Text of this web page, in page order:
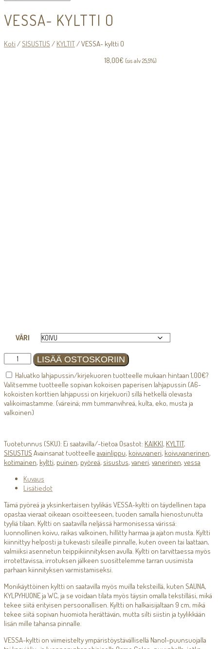
VESSA- KYLTTI O
Koti / SISUSTUS / KYLTIT/ VESSA- kyltti O
18,00€ (sis alv 25,5%)
VÄRI
VESSA-
kyltti
O
määrä
LISÄÄ OSTOSKORIIN
Haluatko lahjapussin/kirjekuoren tuotteelle mukaan hintaan1,00€?
Valitsemme tuotteelle sopivan kokoisen paperisen lahjapussin (A6-
kokoisten korttien lahjapussi on kirjekuori) sillä hetkellä olevasta
valikoimastamme. (väreinä; mm tummanvihreä, kulta, eko, musta ja
valkoinen)
Tuotetunnus (SKU): Ei saatavilla/-tietoa Osastot: KAIKKI, KYLTIT,
SISUSTUS Avainsanat tuotteelle avainlippu, koivuvaneri, koivuvanerinen,
kotimainen, kyltti, puinen, pyöreä, sisustus, vaneri, vanerinen, vessa
Kuvaus
Lisätiedot
Tämä pyöreä ja yksinkertaisen tyylikäs VESSA-kyltti on täydellinen tapa
opastaa vieraat oikeaan osoitteeseen, tuoden samalla hienostunutta
tyyliä tilaan. Kyltti on saatavilla neljässä harmonisessa värissä:
luonnollinen koivu, raikas valkoinen, hillitty harmaa ja ajaton musta. Kyltti
kiinnittyy helposti ja tukevasti sileälle pinnalle, kuten oveen tai laattaan,
valmiiksi asennetun teippikiinnityksen avulla. Kyltti on tarvittaessa myös
irrotettavissa, irrotuksen jälkeen suosittelemme tarran uusimista
parhaan kiinnityksen varmistamiseksi.
Monikäyttöinen kyltti on saatavilla myös muilla teksteillä, kuten SAUNA,
KYLPYHUONE ja WC, ja se voidaan tilata myös täysin omalla tekstilläsi, mikä
tekee siitä erityisen persoonallisen. Kyltti on halkaisijaltaan 9 cm, mikä
tekee siitä sopivan huomiota herättävän, mutta silti siistin ja tyylikkään
lisän mille tahansa pinnalle.
VESSA-kyltti on viimeistelty ympäristöystävällisellä Nano1-puunsuojalla